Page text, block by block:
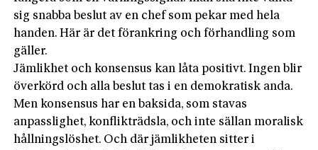
sig snabba beslut av en chef som pekar med hela
handen. Här är det förankring och förhandling som
gäller.
Jämlikhet och konsensus kan låta positivt. Ingen blir
överkörd och alla beslut tas i en demokratisk anda.
Men konsensus har en baksida, som stavas
anpasslighet, konflikträdsla, och inte sällan moralisk
hållningslöshet. Och där jämlikheten sitter i